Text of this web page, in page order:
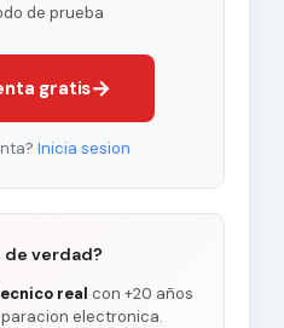
de prueba
gratis→
Inicia sesion
de verdad?
real con +20 años
electronica.